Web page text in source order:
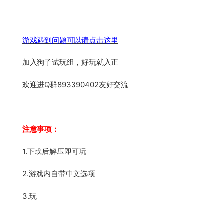
游戏遇到问题可以请点击这里
加入狗子试玩组，好玩就入正
欢迎进Q群893390402友好交流
注意事项：
1.下载后解压即可玩
2.游戏内自带中文选项
3.玩